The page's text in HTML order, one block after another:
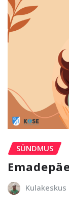
SÜNDMUS
Kulakeskus